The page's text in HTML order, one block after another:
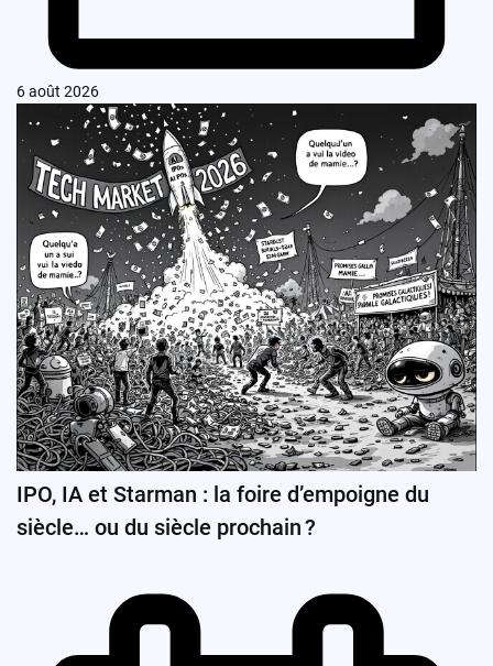
6 août 2026
IPO, IA et Starman : la foire d’empoigne du
siècle… ou du siècle prochain ?